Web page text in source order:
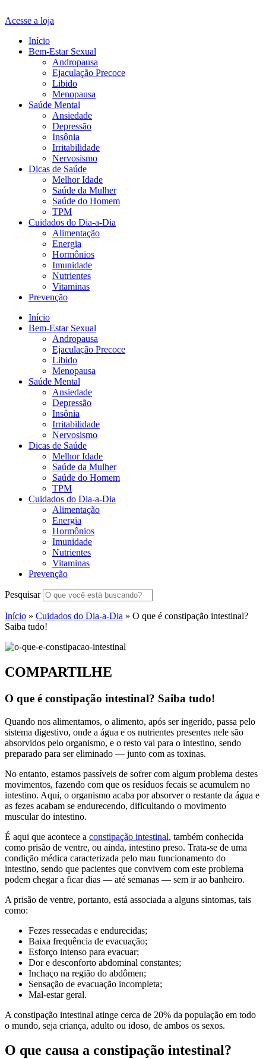
Acesse a loja
Início
Bem-Estar Sexual
Andropausa
Ejaculação Precoce
Libido
Menopausa
Saúde Mental
Ansiedade
Depressão
Insônia
Irritabilidade
Nervosismo
Dicas de Saúde
Melhor Idade
Saúde da Mulher
Saúde do Homem
TPM
Cuidados do Dia-a-Dia
Alimentação
Energia
Hormônios
Imunidade
Nutrientes
Vitaminas
Prevenção
Início
Bem-Estar Sexual
Andropausa
Ejaculação Precoce
Libido
Menopausa
Saúde Mental
Ansiedade
Depressão
Insônia
Irritabilidade
Nervosismo
Dicas de Saúde
Melhor Idade
Saúde da Mulher
Saúde do Homem
TPM
Cuidados do Dia-a-Dia
Alimentação
Energia
Hormônios
Imunidade
Nutrientes
Vitaminas
Prevenção
Pesquisar
Início » Cuidados do Dia-a-Dia » O que é constipação intestinal?
Saiba tudo!
COMPARTILHE
O que é constipação intestinal? Saiba tudo!
Quando nos alimentamos, o alimento, após ser ingerido, passa pelo
sistema digestivo, onde a água e os nutrientes presentes nele são
absorvidos pelo organismo, e o resto vai para o intestino, sendo
preparado para ser eliminado — junto com as toxinas.
No entanto, estamos passíveis de sofrer com algum problema destes
movimentos, fazendo com que os resíduos fecais se acumulem no
intestino. Aqui, o organismo acaba por absorver o restante da água e
as fezes acabam se endurecendo, dificultando o movimento
muscular do intestino.
É aqui que acontece a constipação intestinal, também conhecida
como prisão de ventre, ou ainda, intestino preso. Trata-se de uma
condição médica caracterizada pelo mau funcionamento do
intestino, sendo que pacientes que convivem com este problema
podem chegar a ficar dias — até semanas — sem ir ao banheiro.
A prisão de ventre, portanto, está associada a alguns sintomas, tais
como:
Fezes ressecadas e endurecidas;
Baixa frequência de evacuação;
Esforço intenso para evacuar;
Dor e desconforto abdominal constantes;
Inchaço na região do abdômen;
Sensação de evacuação incompleta;
Mal-estar geral.
A constipação intestinal atinge cerca de 20% da população em todo
o mundo, seja criança, adulto ou idoso, de ambos os sexos.
O que causa a constipação intestinal?